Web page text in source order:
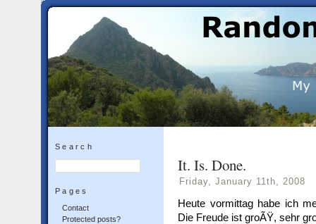
Search
Pages
Contact
Protected posts?
It. Is. Done.
Friday, January 11th, 2008
Heute vormittag habe ich
Die Freude ist groÃŸ, sehr